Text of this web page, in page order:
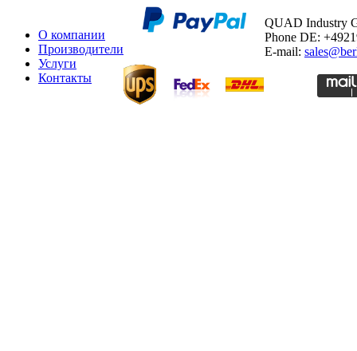
О компании
Производители
Услуги
Контакты
QUAD Industry
Phone DE:
E-mail: